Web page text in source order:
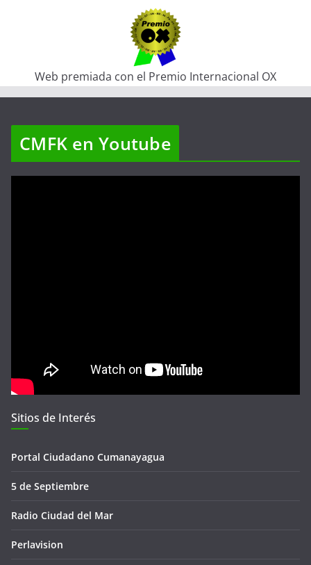
Web premiada con el Premio Internacional OX
CMFK en Youtube
Sitios de Interés
Portal Ciudadano Cumanayagua
5 de Septiembre
Radio Ciudad del Mar
Perlavision